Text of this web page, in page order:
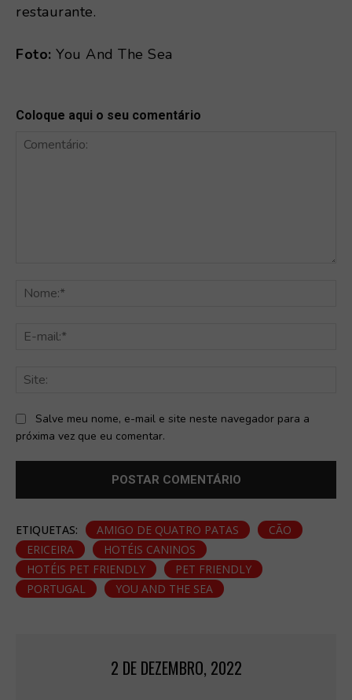
restaurante.
Foto: You And The Sea
Coloque aqui o seu comentário
Salve meu nome, e-mail e site neste navegador para a
próxima vez que eu comentar.
ETIQUETAS: AMIGO DE QUATRO PATAS
CÃO
ERICEIRA
HOTÉIS CANINOS
HOTÉIS PET FRIENDLY
PET FRIENDLY
PORTUGAL
YOU AND THE SEA
2 DE DEZEMBRO, 2022